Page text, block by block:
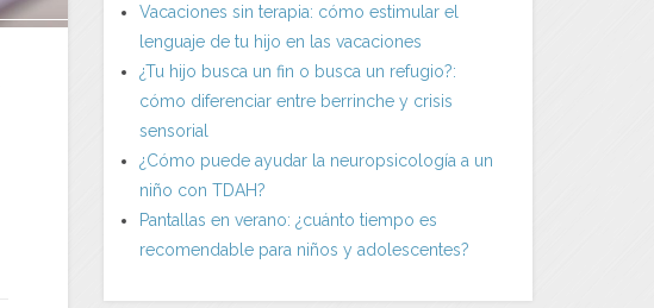
Vacaciones sin terapia: cómo estimular el
lenguaje de tu hijo en las vacaciones
¿Tu hijo busca un fin o busca un refugio?:
cómo diferenciar entre berrinche y crisis
sensorial
¿Cómo puede ayudar la neuropsicología a un
niño con TDAH?
Pantallas en verano: ¿cuánto tiempo es
recomendable para niños y adolescentes?